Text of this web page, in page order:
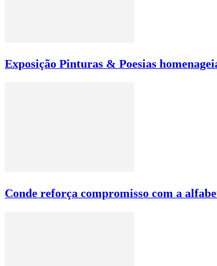
Exposição Pinturas & Poesias
Conde reforça compromisso com a